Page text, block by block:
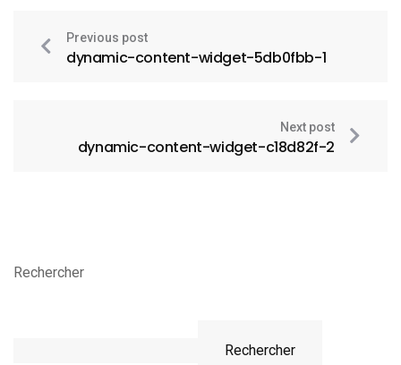
Previous post
dynamic-content-widget-5db0fbb-1
Next post
dynamic-content-widget-c18d82f-2
Rechercher
Rechercher